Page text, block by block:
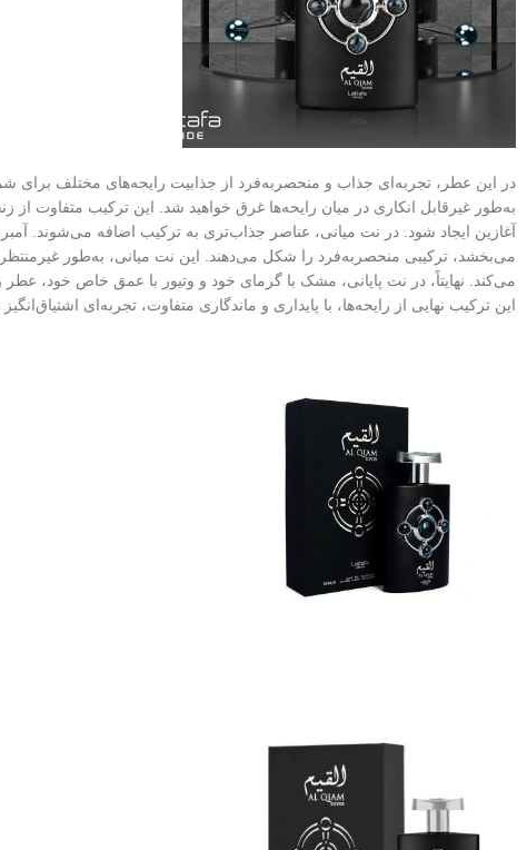
در این عطر، تجربه‌ای جذاب و منحصربه‌فرد از جذابیت رایحه‌های مختلف برای
به‌طور غیرقابل انکاری در میان رایحه‌ها غرق خواهید شد. این ترکیب متفاوت از
آغازین ایجاد شود. در نت میانی، عناصر جذاب‌تری به ترکیب اضافه می‌شوند.
می‌بخشد، ترکیبی منحصربه‌فرد را شکل می‌دهند. این نت میانی، به‌طور
می‌کند. نهایتاً، در نت پایانی، مشک با گرمای خود و وتیور با عمق خاص خود،
این ترکیب نهایی از رایحه‌ها، با پایداری و ماندگاری متفاوت، تجربه‌ای